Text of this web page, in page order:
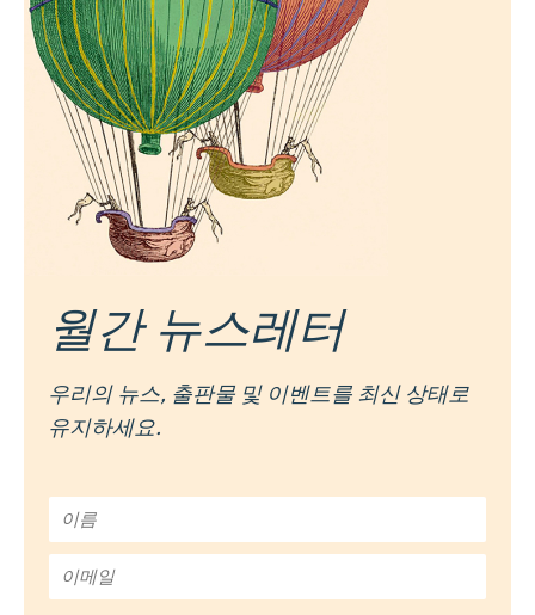
월간 뉴스레터
우리의 뉴스, 출판물 및 이벤트를 최신 상태로
유지하세요.
름
*
메